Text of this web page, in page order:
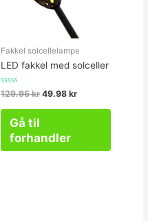
Fakkel solcellelampe
LED fakkel med solceller
Vurderet
0
ud
129.95kr 49.98 kr
Gå til
forhandler